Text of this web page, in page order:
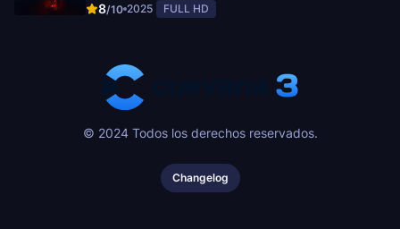
8/10 2025 FULL HD
© 2024 Todos los derechos reservados.
Changelog